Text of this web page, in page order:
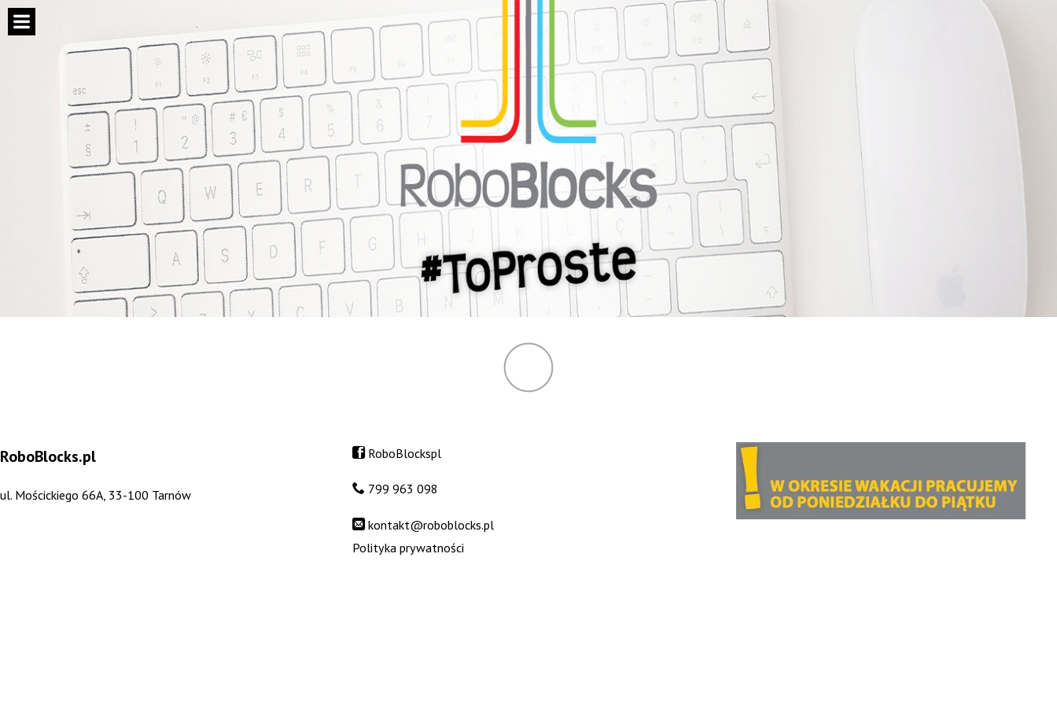
RoboBlocks.pl
ul. Mościckiego 66A, 33-100 Tarnów
RoboBlockspl
799 963 098
kontakt@roboblocks.pl
Polityka prywatności